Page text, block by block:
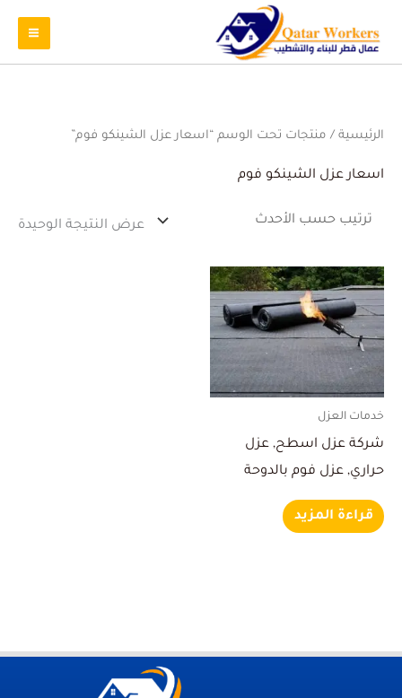
الرئيسية / منتجات تحت الوسم “اسعار عزل الشينكو فوم”
اسعار عزل الشينكو فوم
عرض النتيجة الوحيدة
خدمات العزل
شركة عزل اسطح, عزل
حراري, عزل فوم بالدوحة
قراءة المزيد